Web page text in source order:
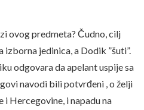
ovog predmeta? Čudno, cilj
jedinica, a Dodik ”šuti”.
odgovara da apelant uspije sa
navodi bili potvrđeni , o želji
Hercegovine, i napadu na